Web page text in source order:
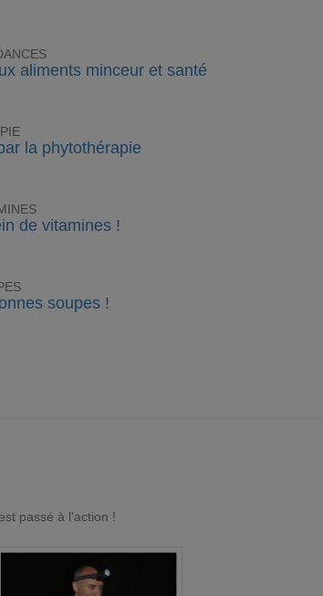
aliments minceur et santé
la phytothérapie
de vitamines !
soupes !
passé à l'action !